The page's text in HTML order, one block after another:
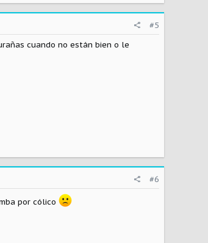
#5
cuando no están bien o le
#6
por cólico